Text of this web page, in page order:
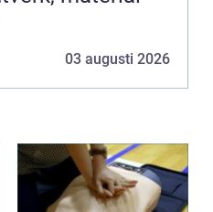
03 augusti 2026